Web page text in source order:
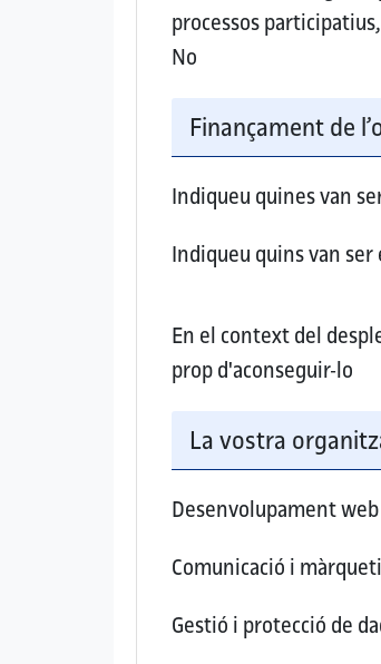
processos
No
Finançament de
Indiqueu quines van
Indiqueu quins van ser
En el context del
prop d'aconseguir-lo
La vostra
Desenvolupament web
Comunicació i
Gestió i protecció de